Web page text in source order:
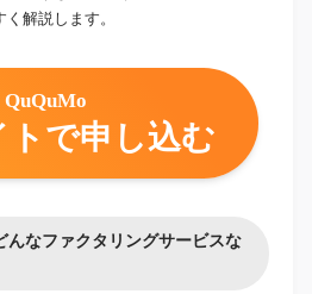
解説します。
QuQuMo
トで申し込む
なファクタリングサービスな